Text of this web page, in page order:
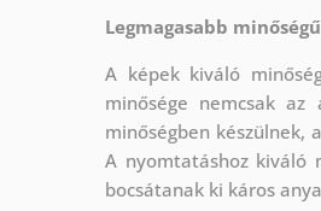
Legmagasabb
A képek kiváló
minősége nemcsak
minőségben készülnek,
A nyomtatáshoz kiváló
bocsátanak ki káros